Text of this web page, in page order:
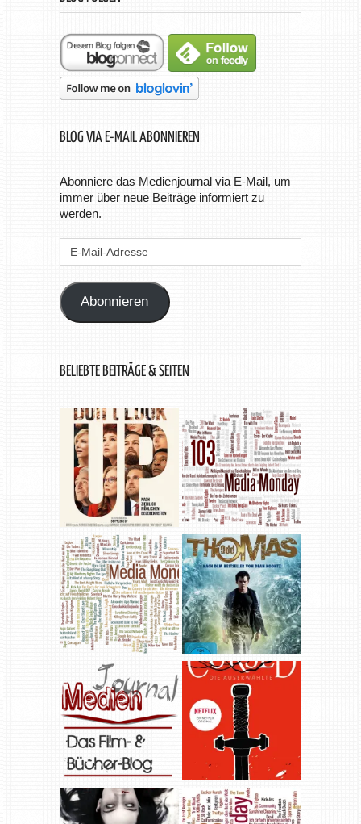
BLOG VIA E-MAIL ABONNIEREN
Abonniere das Medienjournal via E-Mail, um
immer über neue Beiträge informiert zu
werden.
Abonnieren
BELIEBTE BEITRÄGE & SEITEN